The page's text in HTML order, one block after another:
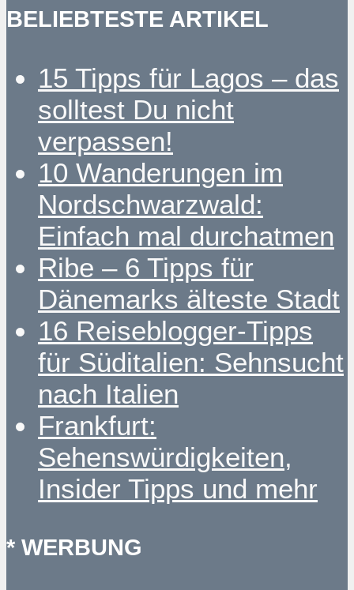
BELIEBTESTE ARTIKEL
15 Tipps für Lagos – das
solltest Du nicht
verpassen!
10 Wanderungen im
Nordschwarzwald:
Einfach mal durchatmen
Ribe – 6 Tipps für
Dänemarks älteste Stadt
16 Reiseblogger-Tipps
für Süditalien: Sehnsucht
nach Italien
Frankfurt:
Sehenswürdigkeiten,
Insider Tipps und mehr
* WERBUNG